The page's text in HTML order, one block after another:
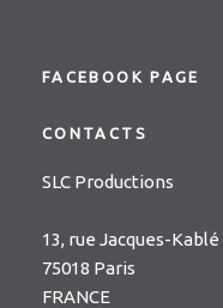
FACEBOOK PAGE
CONTACTS
SLC Productions
13, rue Jacques-Kablé
75018 Paris
FRANCE